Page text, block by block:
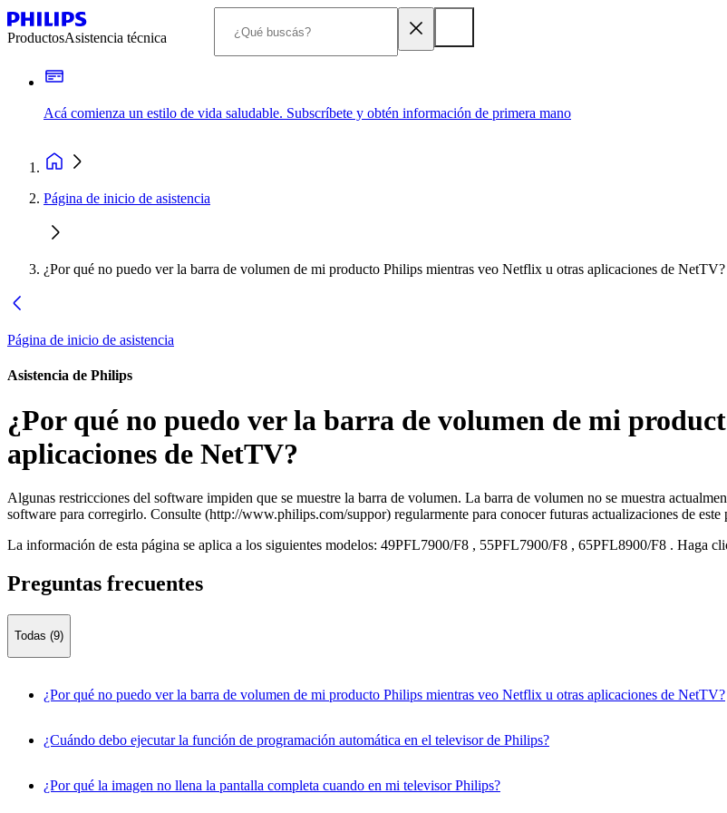
ProductosAsistencia técnica
Acá comienza un estilo de vida saludable. Subscríbete y obtén información de primera mano
Página de inicio de asistencia
¿Por qué no puedo ver la barra de volumen de mi producto Philips mientras veo Netflix u otras aplicaciones de NetTV?
Página de inicio de asistencia
Asistencia de Philips
¿Por qué no puedo ver la barra de volumen de mi
aplicaciones de NetTV?
Algunas restricciones del software impiden que se muestre la barra de volumen. La barra de volumen no se muestra
software para corregirlo. Consulte (http://www.philips.com/suppor) regularmente para conocer futuras actualizaciones de este
La información de esta página se aplica a los siguientes modelos: 49PFL7900/F8 , 55PFL7900/F8 , 65PFL8900/F8 . Haga
Preguntas frecuentes
Todas (9)
¿Por qué no puedo ver la barra de volumen de mi producto Philips mientras veo Netflix u otras aplicaciones de NetTV?
¿Cuándo debo ejecutar la función de programación automática en el televisor de Philips?
¿Por qué la imagen no llena la pantalla completa cuando en mi televisor Philips?